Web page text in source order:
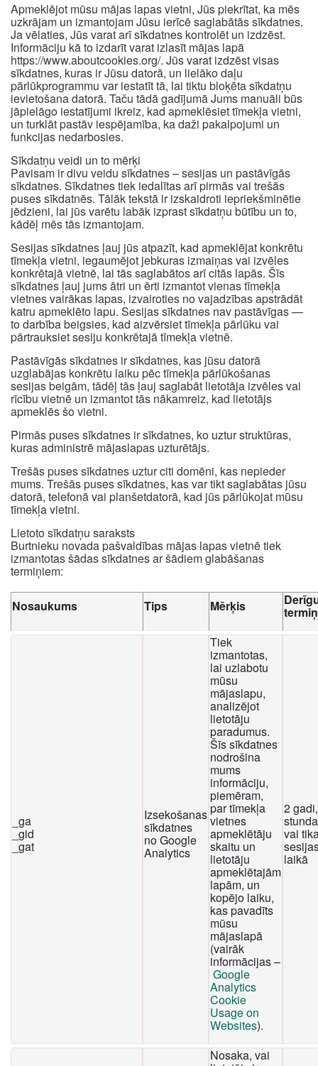
Apmeklējot mūsu mājas lapas vietni, Jūs piekrītat, ka mēs
uzkrājam un izmantojam Jūsu ierīcē saglabātās sīkdatnes.
Ja vēlaties, Jūs varat arī sīkdatnes kontrolēt un izdzēst.
Informāciju kā to izdarīt varat izlasīt mājas lapā
https://www.aboutcookies.org/. Jūs varat izdzēst visas
sīkdatnes, kuras ir Jūsu datorā, un lielāko daļu
pārlūkprogrammu var iestatīt tā, lai tiktu bloķēta sīkdatņu
ievietošana datorā. Taču tādā gadījumā Jums manuāli būs
jāpielāgo iestatījumi ikreiz, kad apmeklēsiet tīmekļa vietni,
un turklāt pastāv iespējamība, ka daži pakalpojumi un
funkcijas nedarbosies.
Sīkdatņu veidi un to mērķi
Pavisam ir divu veidu sīkdatnes – sesijas un pastāvīgās
sīkdatnes. Sīkdatnes tiek iedalītas arī pirmās vai trešās
puses sīkdatnēs. Tālāk tekstā ir izskaidroti iepriekšminētie
jēdzieni, lai jūs varētu labāk izprast sīkdatņu būtību un to,
kādēļ mēs tās izmantojam.
Sesijas sīkdatnes ļauj jūs atpazīt, kad apmeklējat konkrētu
tīmekļa vietni, iegaumējot jebkuras izmaiņas vai izvēles
konkrētajā vietnē, lai tās saglabātos arī citās lapās. Šīs
sīkdatnes ļauj jums ātri un ērti izmantot vienas tīmekļa
vietnes vairākas lapas, izvairoties no vajadzības apstrādāt
katru apmeklēto lapu. Sesijas sīkdatnes nav pastāvīgas —
to darbība beigsies, kad aizvērsiet tīmekļa pārlūku vai
pārtrauksiet sesiju konkrētajā tīmekļa vietnē.
Pastāvīgās sīkdatnes ir sīkdatnes, kas jūsu datorā
uzglabājas konkrētu laiku pēc tīmekļa pārlūkošanas
sesijas beigām, tādēļ tās ļauj saglabāt lietotāja izvēles vai
rīcību vietnē un izmantot tās nākamreiz, kad lietotājs
apmeklēs šo vietni.
Pirmās puses sīkdatnes ir sīkdatnes, ko uztur struktūras,
kuras administrē mājaslapas uzturētājs.
Trešās puses sīkdatnes uztur citi domēni, kas nepieder
mums. Trešās puses sīkdatnes, kas var tikt saglabātas jūsu
datorā, telefonā vai planšetdatorā, kad jūs pārlūkojat mūsu
tīmekļa vietni.
Lietoto sīkdatņu saraksts
Burtnieku novada pašvaldības mājas lapas vietnē tiek
izmantotas šādas sīkdatnes ar šādiem glabāšanas
termiņiem:
Nosaukums Tips Mērķis
_ga
_gid
_gat
Izsekošanas
sīkdatnes
no Google
Analytics
Tiek
izmantotas,
lai uzlabotu
mūsu
mājaslapu,
analizējot
lietotāju
paradumus.
Šīs sīkdatnes
nodrošina
mums
informāciju,
piemēram,
par tīmekļa
vietnes
apmeklētāju
skaitu un
lietotāju
apmeklētajām
lapām, un
kopējo laiku,
kas pavadīts
mūsu
mājaslapā
(vairāk
informācijas –
Google
Analytics
Cookie
Usage on
Websites).
2
vai
laikā
Nosaka, vai